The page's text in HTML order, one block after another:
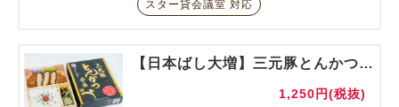
スター貸会議室 対応
【日本ばし大増】三元豚とんかつ弁当
1,250円(税抜)